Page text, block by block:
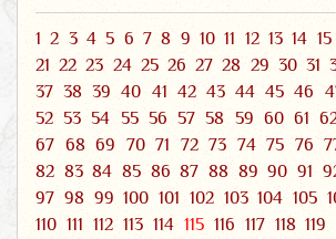
1 2 3 4 5 6 7 8 9 10 11 12 13 14 15
21 22 23 24 25 26 27 28 29 30 31
37 38 39 40 41 42 43 44 45 46
52 53 54 55 56 57 58 59 60 61
67 68 69 70 71 72 73 74 75 76
82 83 84 85 86 87 88 89 90 91
97 98 99 100 101 102 103 104 105
110 111 112 113 114 115 116 117 118 119